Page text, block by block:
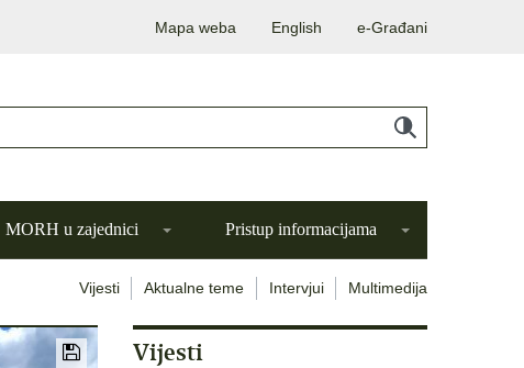
Mapa weba English e-Građani
MORH u zajednici Pristup informacijama
Vijesti Aktualne teme Intervjui Multimedija
Vijesti